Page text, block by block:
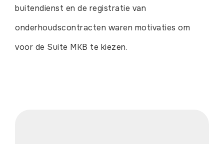
buitendienst en de registratie van
onderhoudscontracten waren motivaties om
voor de Suite MKB te kiezen.